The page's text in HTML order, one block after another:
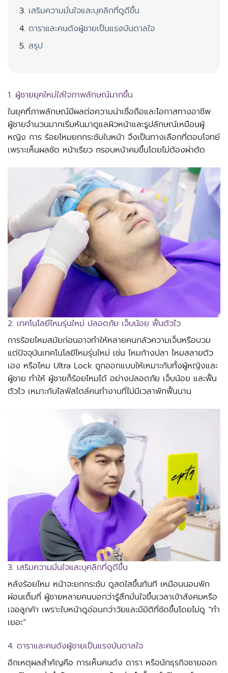
เสริมความมั่นใจและบุคลิกที่ดูดีขึ้น​
ดาราและคนดังผู้ชายเป็นแรงบันดาลใจ​
สรุป​
1. ผู้ชายยุคใหม่ใส่ใจภาพลักษณ์มากขึ้น
ในยุคที่ภาพลักษณ์มีผลต่อความน่าเชื่อถือและโอกาสทางอาชีพ
ผู้ชายจำนวนมากเริ่มหันมาดูแลผิวหน้าและรูปลักษณ์เหมือนผู้
หญิง การ ร้อยไหมยกกระชับใบหน้า จึงเป็นทางเลือกที่ตอบโจทย์
เพราะเห็นผลชัด หน้าเรียว กรอบหน้าคมขึ้นโดยไม่ต้องผ่าตัด
2. เทคโนโลยีไหมรุ่นใหม่ ปลอดภัย เจ็บน้อย ฟื้นตัวไว
การร้อยไหมสมัยก่อนอาจทำให้หลายคนกลัวความเจ็บหรือบวม
แต่ปัจจุบันเทคโนโลยีไหมรุ่นใหม่ เช่น ไหมก้างปลา ไหมสลายตัว
เอง หรือไหม Ultra Lock ถูกออกแบบให้เหมาะกับทั้งผู้หญิงและ
ผู้ชาย ทำให้ ผู้ชายก็ร้อยไหมได้ อย่างปลอดภัย เจ็บน้อย และฟื้น
ตัวไว เหมาะกับไลฟ์สไตล์คนทำงานที่ไม่มีเวลาพักฟื้นนาน
3. เสริมความมั่นใจและบุคลิกที่ดูดีขึ้น
หลังร้อยไหม หน้าจะยกกระชับ ดูสดใสขึ้นทันที เหมือนนอนพัก
ผ่อนเต็มที่ ผู้ชายหลายคนบอกว่ารู้สึกมั่นใจขึ้นเวลาเข้าสังคมหรือ
เจอลูกค้า เพราะใบหน้าดูอ่อนกว่าวัยและมีมิติที่ชัดขึ้นโดยไม่ดู “ทำ
เยอะ”
4. ดาราและคนดังผู้ชายเป็นแรงบันดาลใจ
อีกเหตุผลสำคัญคือ การเห็นคนดัง ดารา หรือนักธุรกิจชายออก